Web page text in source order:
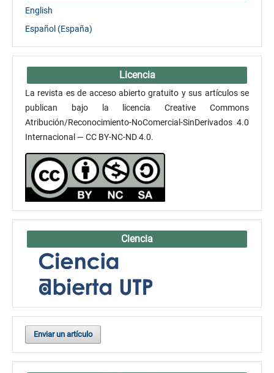
English
Español (España)
Licencia
La revista es de acceso abierto gratuito y sus artículos se
publican bajo la licencia Creative Commons
Atribución/Reconocimiento-NoComercial-SinDerivados 4.0
Internacional — CC BY-NC-ND 4.0.
Ciencia
Enviar un artículo